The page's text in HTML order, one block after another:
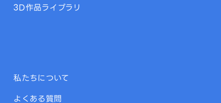
私たちについて
よくある質問
3D作品ライブラリ